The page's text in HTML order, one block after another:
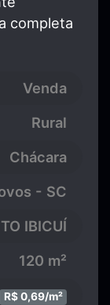
completa
Venda
Rural
Chácara
- SC
IBICUÍ
120 m²
R$ 0,69/m²